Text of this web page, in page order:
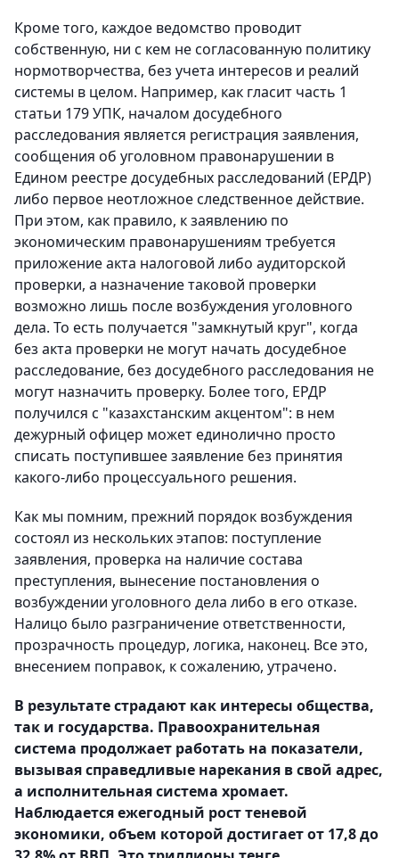
Кроме того, каждое ведомство проводит
собственную, ни с кем не согласованную политику
нормотворчества, без учета интересов и реалий
системы в целом. Например, как гласит часть 1
статьи 179 УПК, началом досудебного
расследования является регистрация заявления,
сообщения об уголовном правонарушении в
Едином реестре досудебных расследований (ЕРДР)
либо первое неотложное следственное действие.
При этом, как правило, к заявлению по
экономическим правонарушениям требуется
приложение акта налоговой либо аудиторской
проверки, а назначение таковой проверки
возможно лишь после возбуждения уголовного
дела. То есть получается "замкнутый круг", когда
без акта проверки не могут начать досудебное
расследование, без досудебного расследования не
могут назначить проверку. Более того, ЕРДР
получился с "казахстанским акцентом": в нем
дежурный офицер может единолично просто
списать поступившее заявление без принятия
какого-либо процессуального решения.
Как мы помним, прежний порядок возбуждения
состоял из нескольких этапов: поступление
заявления, проверка на наличие состава
преступления, вынесение постановления о
возбуждении уголовного дела либо в его отказе.
Налицо было разграничение ответственности,
прозрачность процедур, логика, наконец. Все это,
внесением поправок, к сожалению, утрачено.
В результате страдают как интересы общества,
так и государства. Правоохранительная
система продолжает работать на показатели,
вызывая справедливые нарекания в свой адрес,
а исполнительная система хромает.
Наблюдается ежегодный рост теневой
экономики, объем которой достигает от 17,8 до